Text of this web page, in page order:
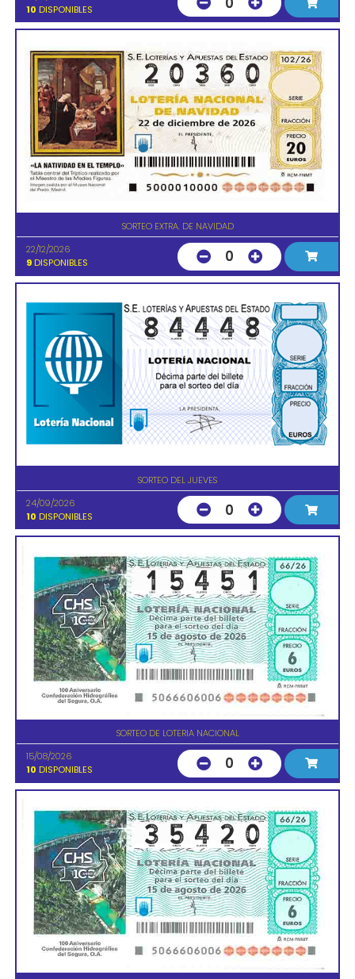
10 DISPONIBLES
SORTEO EXTRA. DE NAVIDAD
22/12/2026
9 DISPONIBLES 0
SORTEO DEL JUEVES
24/09/2026
10 DISPONIBLES 0
SORTEO DE LOTERIA NACIONAL
15/08/2026
10 DISPONIBLES 0